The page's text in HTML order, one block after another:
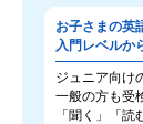
お子さまの英
入門レベルか
ジュニア向け
一般の方も受
「聞く」「読